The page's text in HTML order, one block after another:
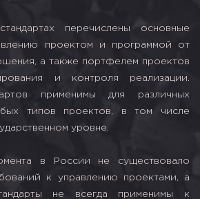
перечислены основные
проектом и программой от
а также портфелем проектов
и контроля реализации.
применимы для различных
типов проектов, в том числе
уровне.
в России не существовало
к управлению проектами, а
не всегда применимы к